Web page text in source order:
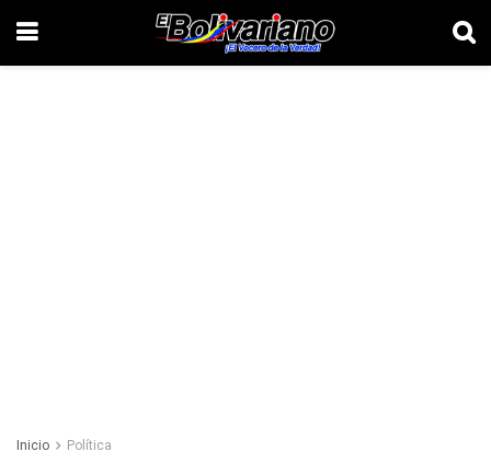
Inicio Política